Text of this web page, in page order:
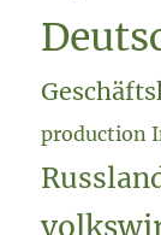
production